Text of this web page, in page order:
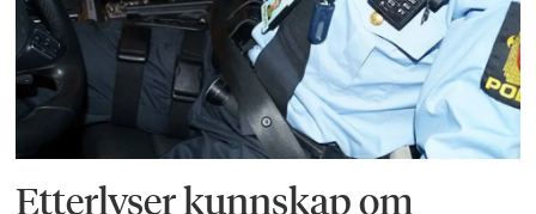
Etterlyser kunnskap om